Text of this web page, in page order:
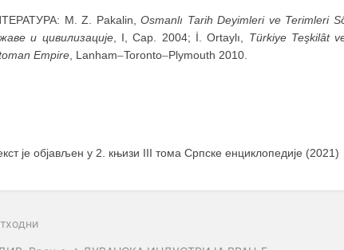
M. Z. Pakalin, Osmanlı Tarih Deyimleri ve Terimleri
и цивилизације, I, Сар. 2004; İ. Ortaylı, Türkiye Teşkilât
Empire , Lanham–Toronto–Plymouth 2010.
је објављен у 2. књизи III тома Српске енциклопедије (2021)